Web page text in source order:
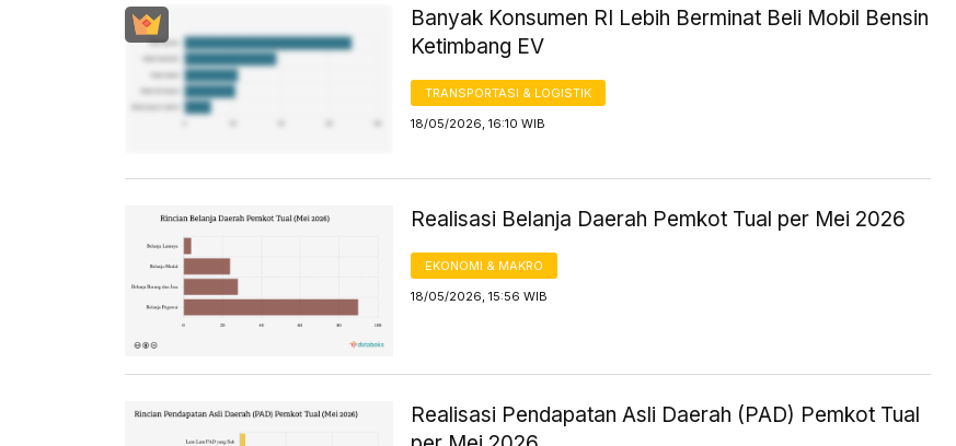
Banyak Konsumen RI Lebih Berminat Beli Mobil Bensin
Ketimbang EV
TRANSPORTASI & LOGISTIK
18/05/2026, 16:10 WIB
Realisasi Belanja Daerah Pemkot Tual per Mei 2026
EKONOMI & MAKRO
18/05/2026, 15:56 WIB
Realisasi Pendapatan Asli Daerah (PAD) Pemkot Tual